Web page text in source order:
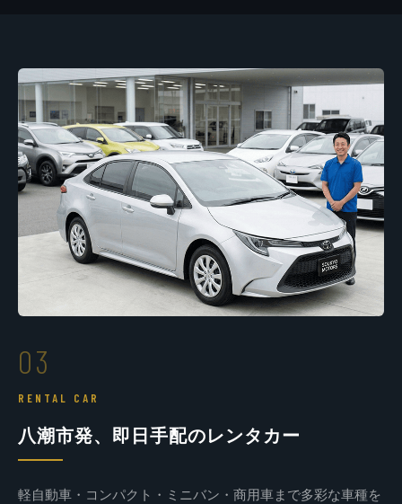
03
RENTAL CAR
八潮市発、即日手配のレンタカー
軽自動車・コンパクト・ミニバン・商用車まで多彩な車種を